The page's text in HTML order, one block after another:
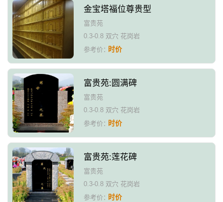
金宝塔福位尊贵型
富贵苑
0.3-0.8 双穴 花岗岩
参考价：时价
富贵苑:圆满碑
富贵苑
0.3-0.8 双穴 花岗岩
参考价：时价
富贵苑:莲花碑
富贵苑
0.3-0.8 双穴 花岗岩
参考价：时价